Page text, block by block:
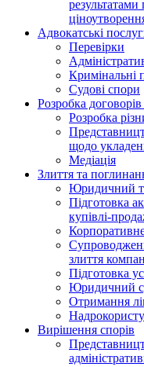
результатами
Адвокатські
Перевірки
Кримінальні
Судові спори
Розробка договорів
Розробка
щодо
Медіація
Злиття та
Юридичний
Підготовка
купівлі-
злиття
Підготовка
Юридичний
Отримання
Вирішення спорів